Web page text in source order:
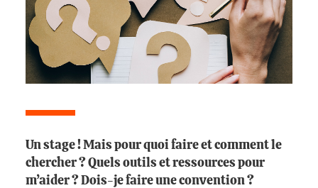
Un stage ! Mais pour quoi faire et comment le
chercher ? Quels outils et ressources pour
m’aider ? Dois-je faire une convention ?